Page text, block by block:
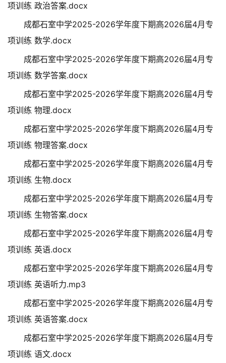
项训练 政治答案.docx
成都石室中学2025-2026学年度下期高2026届4月专
项训练 数学.docx
成都石室中学2025-2026学年度下期高2026届4月专
项训练 数学答案.docx
成都石室中学2025-2026学年度下期高2026届4月专
项训练 物理.docx
成都石室中学2025-2026学年度下期高2026届4月专
项训练 物理答案.docx
成都石室中学2025-2026学年度下期高2026届4月专
项训练 生物.docx
成都石室中学2025-2026学年度下期高2026届4月专
项训练 生物答案.docx
成都石室中学2025-2026学年度下期高2026届4月专
项训练 英语.docx
成都石室中学2025-2026学年度下期高2026届4月专
项训练 英语听力.mp3
成都石室中学2025-2026学年度下期高2026届4月专
项训练 英语答案.docx
成都石室中学2025-2026学年度下期高2026届4月专
项训练 语文.docx